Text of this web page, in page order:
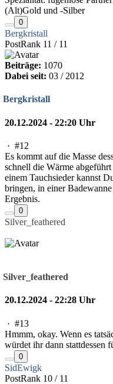
(Alt)Gold und -Silber
0
Bergkristall
PostRank 11 / 11
Beiträge: 1070
Dabei seit: 03 / 2012
Bergkristall
20.12.2024 - 22:20 Uhr
· #12
Es kommt auf die Masse
schnell die Wärme
einem Tauchsieder kannst
bringen, in einer
Ergebnis.
0
Silver_feathered
Silver_feathered
20.12.2024 - 22:28 Uhr
· #13
Hmmm, okay. Wenn es
würdet ihr dann stattdessen
0
SidEwigk
PostRank 10 / 11